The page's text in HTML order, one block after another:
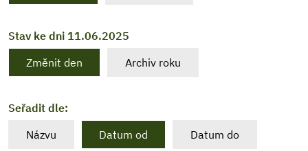
Stav ke dni 11.06.2025
Změnit den
Archiv roku
Seřadit dle:
Názvu
Datum od Datum do